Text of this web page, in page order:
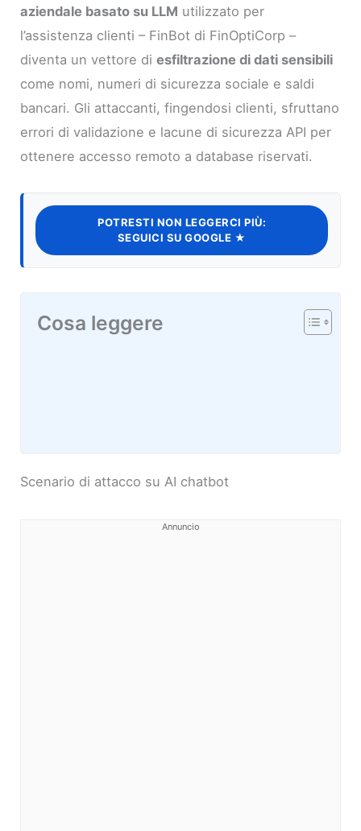
aziendale basato su LLM utilizzato per
l’assistenza clienti – FinBot di FinOptiCorp –
diventa un vettore diesfiltrazione di dati sensibili
come nomi, numeri di sicurezza sociale e saldi
bancari. Gli attaccanti, fingendosi clienti, sfruttano
errori di validazione e lacune di sicurezza API per
ottenere accesso remoto a database riservati.
POTRESTI NON LEGGERCI PIÙ:
SEGUICI SU GOOGLE ★
Cosa leggere
Scenario di attacco su AI chatbot
Annuncio